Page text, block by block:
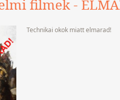
filmek -
Technikai okok miatt elmarad!